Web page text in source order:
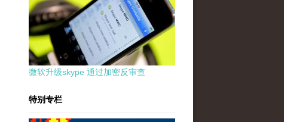
微软升级skype 通过加密反审查
特别专栏